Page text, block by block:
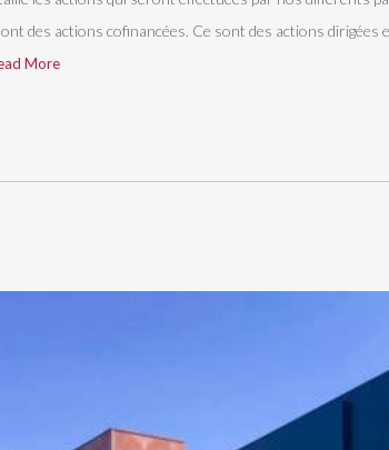
des actions cofinancées. Ce sont des actions
More